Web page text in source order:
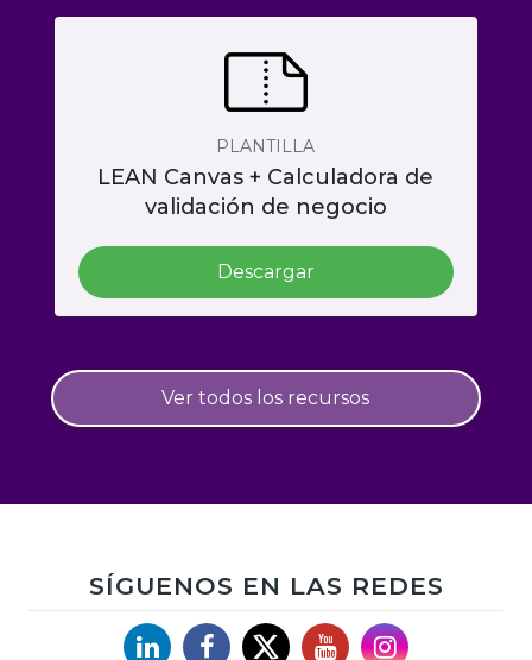
PLANTILLA
LEAN Canvas + Calculadora de
validación de negocio
Descargar
Ver todos los recursos
SÍGUENOS EN LAS REDES
LinkedinFacebook
X YouTubeInstagram